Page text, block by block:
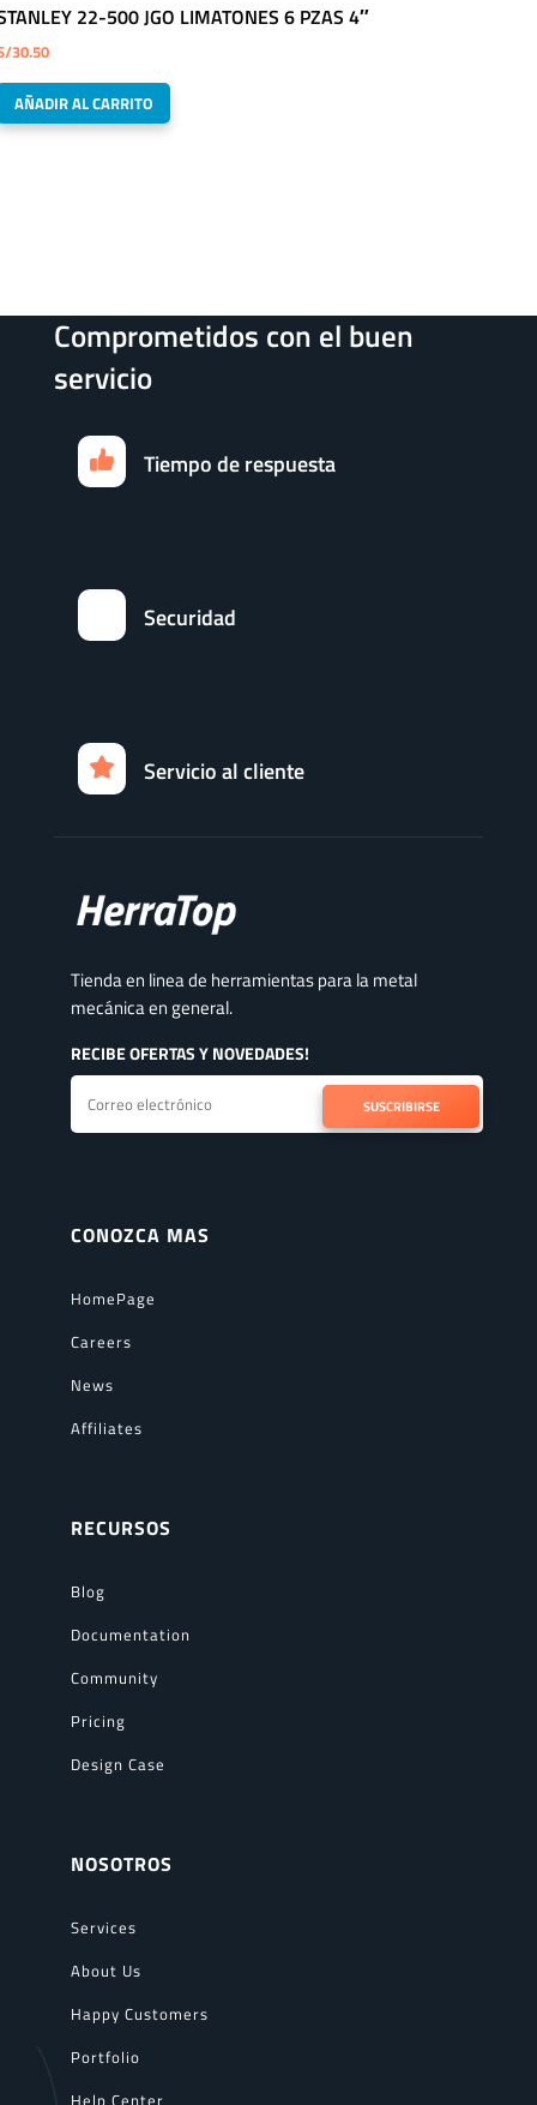
22-500 JGO LIMATONES 6 PZAS 4″
30.50
AÑADIR AL CARRITO
Comprometidos con el buen
servicio
Tiempo de respuesta
Securidad
Servicio al cliente
Tienda en linea de herramientas para la metal
mecánica en general.
RECIBE OFERTAS Y NOVEDADES!
SUSCRIBIRSE
CONOZCA MAS
HomePage
Careers
News
Affiliates
RECURSOS
Blog
Documentation
Community
Pricing
Design Case
NOSOTROS
Services
About Us
Happy Customers
Portfolio